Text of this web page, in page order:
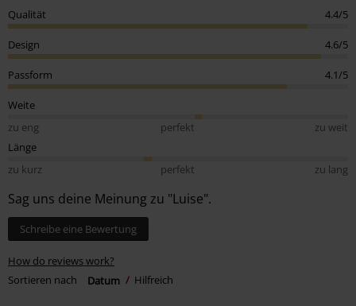
Qualität
4.4/5
Design 4.6/5
Passform 4.1/5
Weite
zu eng
perfekt
zu weit
Länge
zu kurz
perfekt zu lang
Sag uns deine Meinung zu "Luise".
Schreibe eine Bewertung
How do reviews work?
Sortieren nach
Datum Hilfreich